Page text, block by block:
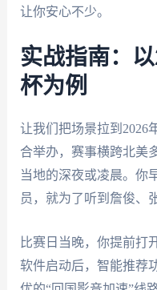
让你安心不少。
实战指南：
杯为例
让我们把场景拉到2026
合举办，赛事横跨北美
当地的深夜或凌晨。你
员，就为了听到詹俊、
比赛日当晚，你提前打
软件启动后，智能推荐